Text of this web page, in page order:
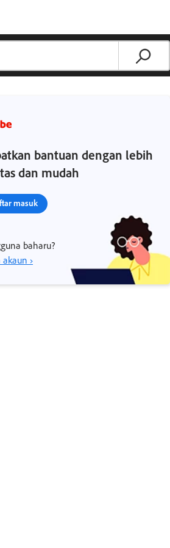
bantuan dengan lebih
dan mudah
masuk
baharu?
›